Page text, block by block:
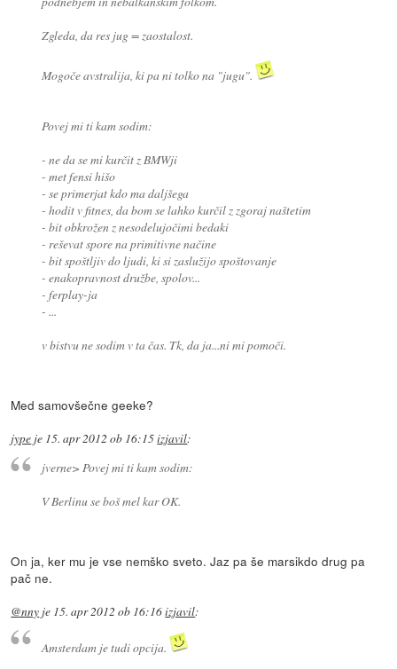
Zgleda, da res jug = zaostalost.
Mogoče avstralija, ki pa ni tolko na "jugu".
Povej mi ti kam sodim:
- ne da se mi kurčit z BMWji
- met fensi hišo
- se primerjat kdo ma daljšega
- hodit v fitnes, da bom se lahko kurčil z zgoraj naštetim
- bit obkrožen z nesodelujočimi bedaki
- reševat spore na primitivne načine
- bit spoštljiv do ljudi, ki si zaslužijo spoštovanje
- enakopravnost družbe, spolov...
- ferplay-ja
- ...
v bistvu ne sodim v ta čas. Tk, da ja...ni mi pomoči.
Med samovšečne geeke?
jype je 15. apr 2012 ob 16:15izjavil:
jverne> Povej mi ti kam sodim:
V Berlinu se boš mel kar OK.
On ja, ker mu je vse nemško sveto. Jaz pa še marsikdo drug pa
pač ne.
@nny je 15. apr 2012 ob 16:16izjavil:
Amsterdam je tudi opcija.